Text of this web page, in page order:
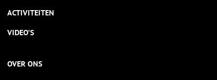
ACTIVITEITEN
VIDEO’S
OVER ONS